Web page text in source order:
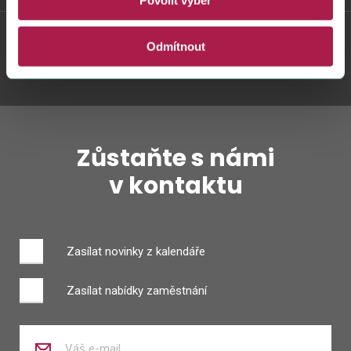
Odmítnout
Youtube
Zůstaňte s námi
v kontaktu
Zasílat novinky z kalendáře
Zasílat nabídky zaměstnání
váš